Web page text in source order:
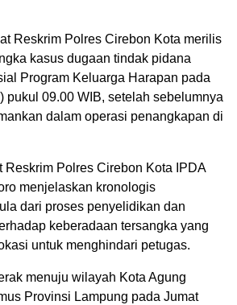
Reskrim Polres Cirebon Kota merilis
kasus dugaan tindak pidana
Program Keluarga Harapan pada
pukul 09.00 WIB, setelah sebelumnya
dalam operasi penangkapan di
Reskrim Polres Cirebon Kota IPDA
menjelaskan kronologis
dari proses penyelidikan dan
keberadaan tersangka yang
untuk menghindari petugas.
menuju wilayah Kota Agung
Provinsi Lampung pada Jumat